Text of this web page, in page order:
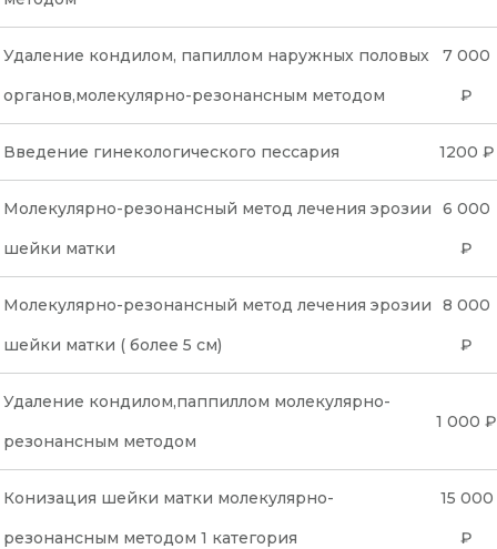
Удаление кондилом, папиллом наружных половых
органов,молекулярно-резонансным методом
7 000
₽
Введение гинекологического пессария 1200 ₽
Молекулярно-резонансный метод лечения эрозии
шейки матки
6 000
₽
Молекулярно-резонансный метод лечения эрозии
шейки матки ( более 5 см)
8 000
₽
Удаление кондилом,паппиллом молекулярно-
резонансным методом
1 000 ₽
Конизация шейки матки молекулярно-
резонансным методом 1 категория
15 000
₽